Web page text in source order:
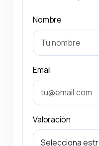
Nombre
Email
Valoración